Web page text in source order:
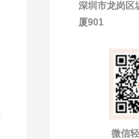
深圳市龙岗区
厦901
微信